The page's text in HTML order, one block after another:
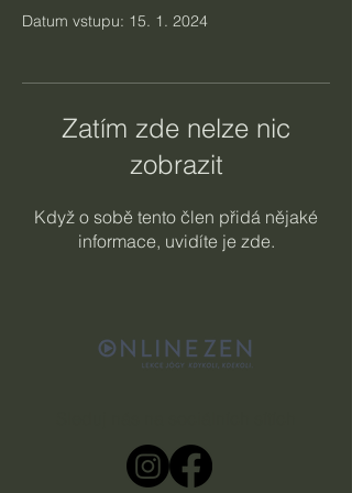
Datum vstupu: 15. 1. 2024
Zatím zde nelze nic
zobrazit
Když o sobě tento člen přidá nějaké
informace, uvidíte je zde.